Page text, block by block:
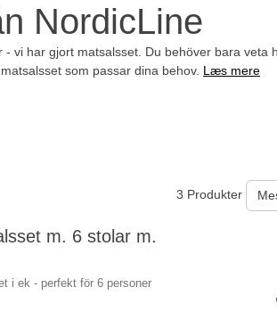
NordicLine
har gjort matsalsset. Du behöver bara veta
som passar dina behov. Læs mere
3 Produkter
m. 6 stolar m.
i ek - perfekt för 6 personer